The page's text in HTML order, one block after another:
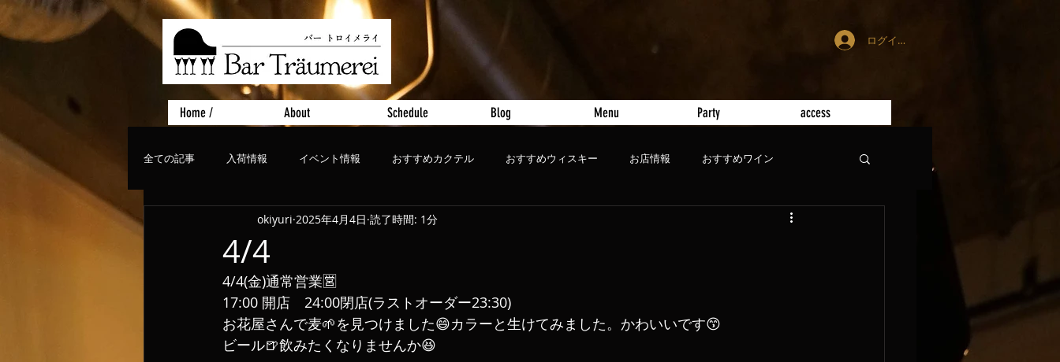
ログイン
Home / About Schedule Blog Menu Party access
全ての記事 入荷情報 イベント情報 おすすめカクテル おすすめウィスキー お店情報 おすすめワイン
ライブ、コンサート おすすめビール
4/4
okiyuri 2025年4月4日 読了時間: 1分
4/4(金)通常営業🈺
17:00 開店　24:00閉店(ラストオーダー23:30)
お花屋さんで麦🌱を見つけました😄カラーと生けてみました。かわいいです😙
ビール🍺飲みたくなりませんか😆